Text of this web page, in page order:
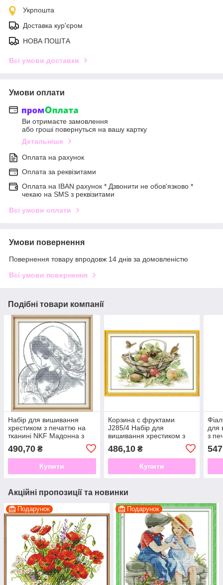
Укрпошта
Доставка кур'єром
НОВА ПОШТА
Всі умови доставки
Умови оплати
Ви отримаєте замовлення
або гроші повернуться на вашу картку
Детальніше
Оплата на рахунок
Оплата за реквізитами
Оплата на IBAN рахунок * Дзвонити не обов'язково *
чекаю на SMS з реквізитами
Всі умови оплати
Умови повернення
Повернення товару впродовж 14 днів за домовленістю
Всі умови повернення
Подібні товари компанії
Набір для вишивання
хрестиком з печаттю на
тканині NKF Мадонна з
490,70 ₴
Купити
Корзина с фруктами
J285/4 Набір для
вишивання хрестиком з
печаттю на тканині 14ст
486,10₴
Купити
для
з
Акційні пропозиції та новинки
Подарунок Подарунок